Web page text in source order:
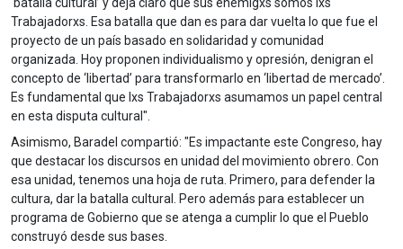
‘batalla cultural’ y deja claro que sus enemigxs somos lxs
Trabajadorxs. Esa batalla que dan es para dar vuelta lo que fue el
proyecto de un país basado en solidaridad y comunidad
organizada. Hoy proponen individualismo y opresión, denigran el
concepto de ‘libertad’ para transformarlo en ‘libertad de mercado’.
Es fundamental que lxs Trabajadorxs asumamos un papel central
en esta disputa cultural".
Asimismo, Baradel compartió: "Es impactante este Congreso, hay
que destacar los discursos en unidad del movimiento obrero. Con
esa unidad, tenemos una hoja de ruta. Primero, para defender la
cultura, dar la batalla cultural. Pero además para establecer un
programa de Gobierno que se atenga a cumplir lo que el Pueblo
construyó desde sus bases.